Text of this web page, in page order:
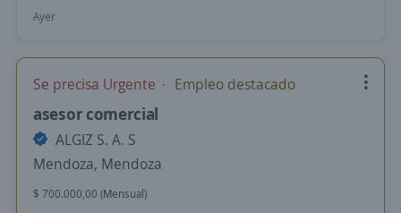
Ayer
Se precisa Urgente Empleo destacado
asesor comercial
ALGIZ S. A. S
Mendoza, Mendoza
$ 700.000,00 (Mensual)